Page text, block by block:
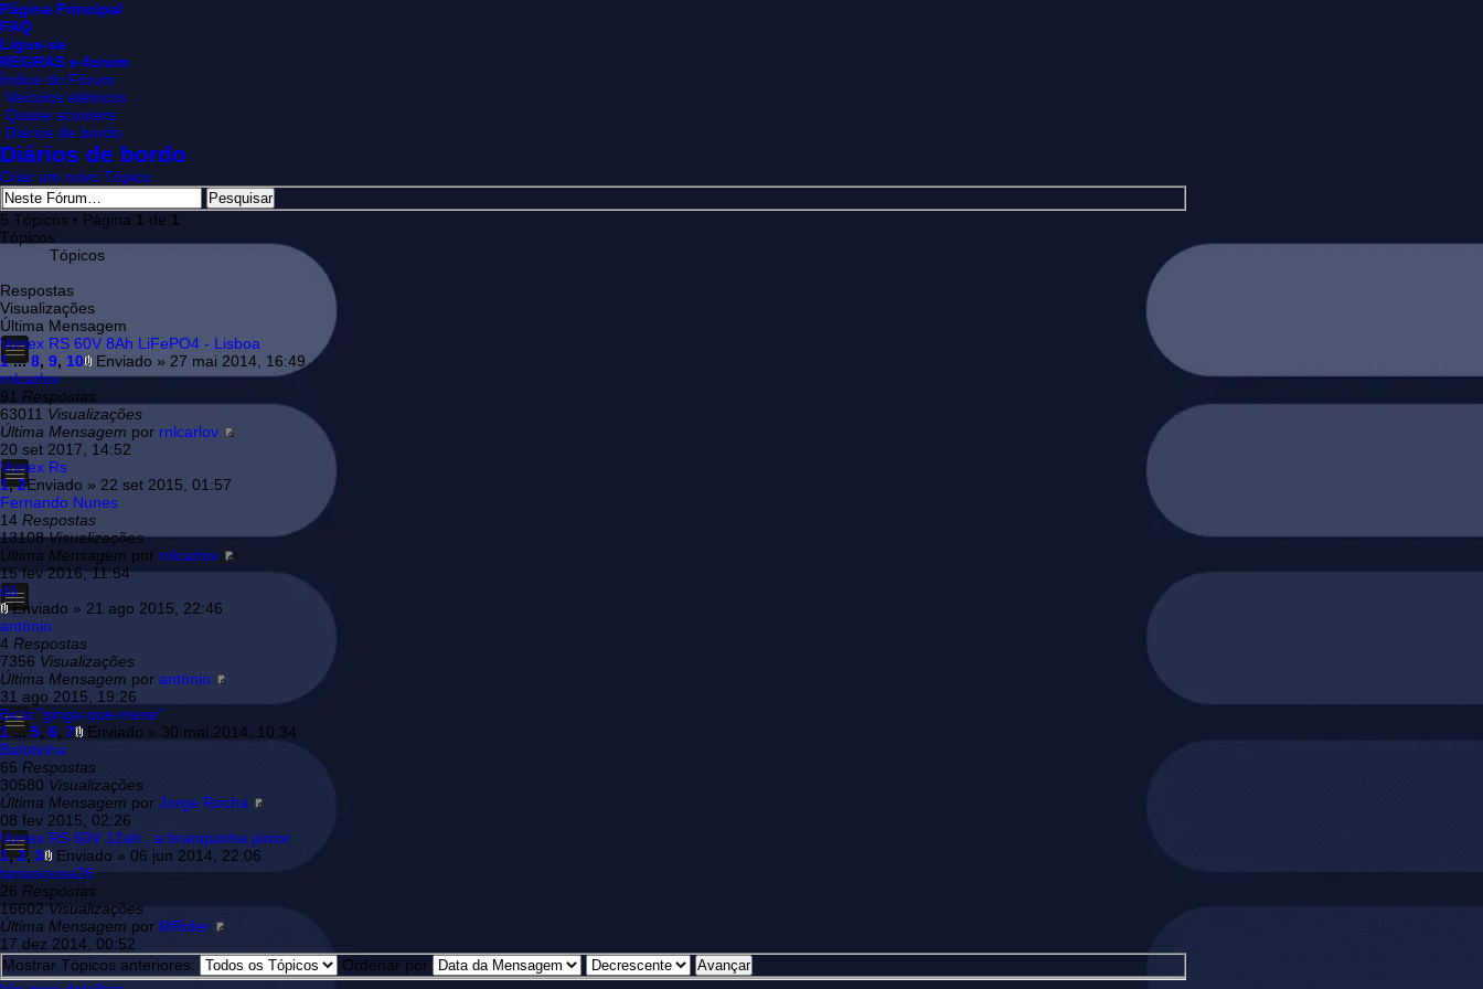
Página Principal
FAQ
Ligue-se
REGRAS e-forum
Índice do Fórum
Veículos elétricos
Quase scooters
Diários de bordo
Diários de bordo
Criar um novo Tópico
5 Tópicos • Página 1 de 1
Tópicos
Tópicos
Respostas
Visualizações
Última Mensagem
Vortex RS 60V 8Ah LiFePO4 - Lisboa
1...8, 9, 10
Enviado » 27 mai 2014, 16:49
rnlcarlov
91 Respostas
63011 Visualizações
Última Mensagem por rnlcarlov
20 set 2017, 14:52
Vortex Rs
1,2Enviado » 22 set 2015, 01:57
Fernando Nunes
14 Respostas
13108Visualizações
Última Mensagem por rnlcarlov
15 fev 2016, 11:54
dã
Enviado » 21 ago 2015, 22:46
antónio
4 Respostas
7356 Visualizações
Última Mensagem por antónio
31 ago 2015, 19:26
Bicla "ginga-que-mexe"
1...5, 6, 7
Enviado » 30 mai 2014, 10:34
Batotinha
65 Respostas
30580 Visualizações
Última Mensagem por Jorge Rocha
08 fev 2015, 02:26
Vortex RS 60V 12ah , a branquinha júnior
1,2, 3
Enviado » 06 jun 2014, 22:06
taniasousa26
26 Respostas
16602 Visualizações
Última Mensagem por MRider
17 dez 2014, 00:52
Mostrar Tópicos anteriores:
Ordenar por